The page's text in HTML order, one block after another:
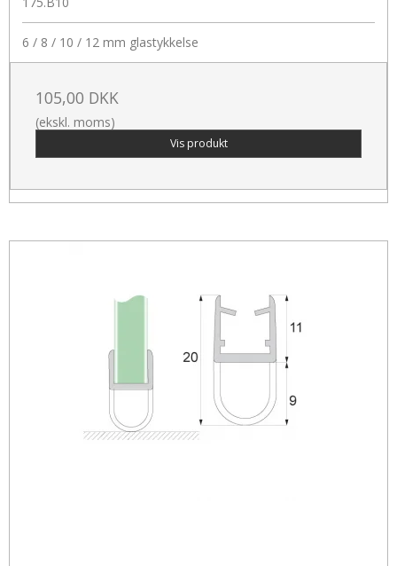
6 / 8 / 10 / 12 mm glastykkelse
105,00 DKK
(ekskl. moms)
Vis produkt